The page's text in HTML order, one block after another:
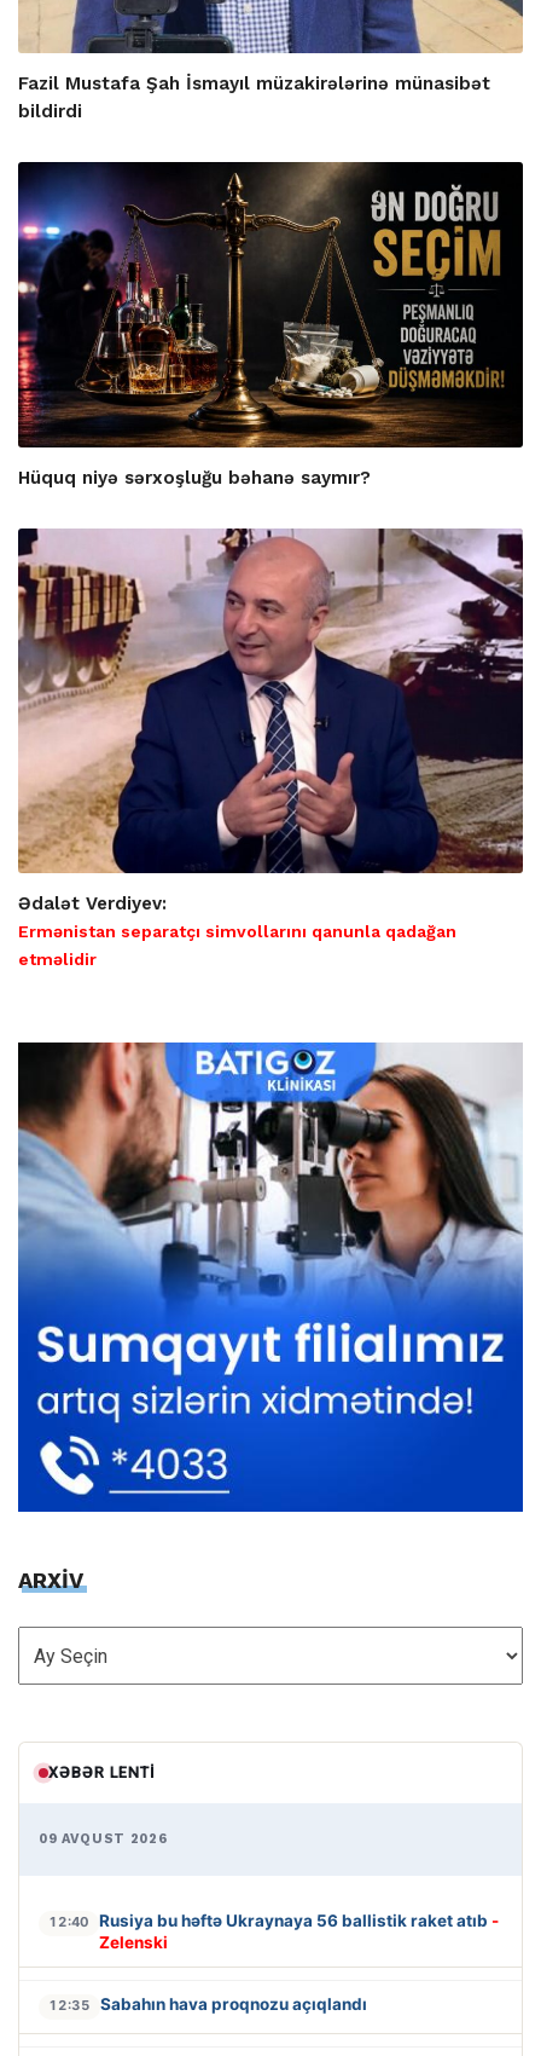
Fazil Mustafa Şah İsmayıl müzakirələrinə münasibət
bildirdi
Hüquq niyə sərxoşluğu bəhanə saymır?
Ədalət Verdiyev:
Ermənistan separatçı simvollarını qanunla qadağan
etməlidir
ARXİV
ARXİV
XƏBƏR LENTI
09 AVQUST 2026
12:40 Rusiya bu həftə Ukraynaya 56 ballistik raket atıb -
Zelenski
12:35 Sabahın hava proqnozu açıqlandı